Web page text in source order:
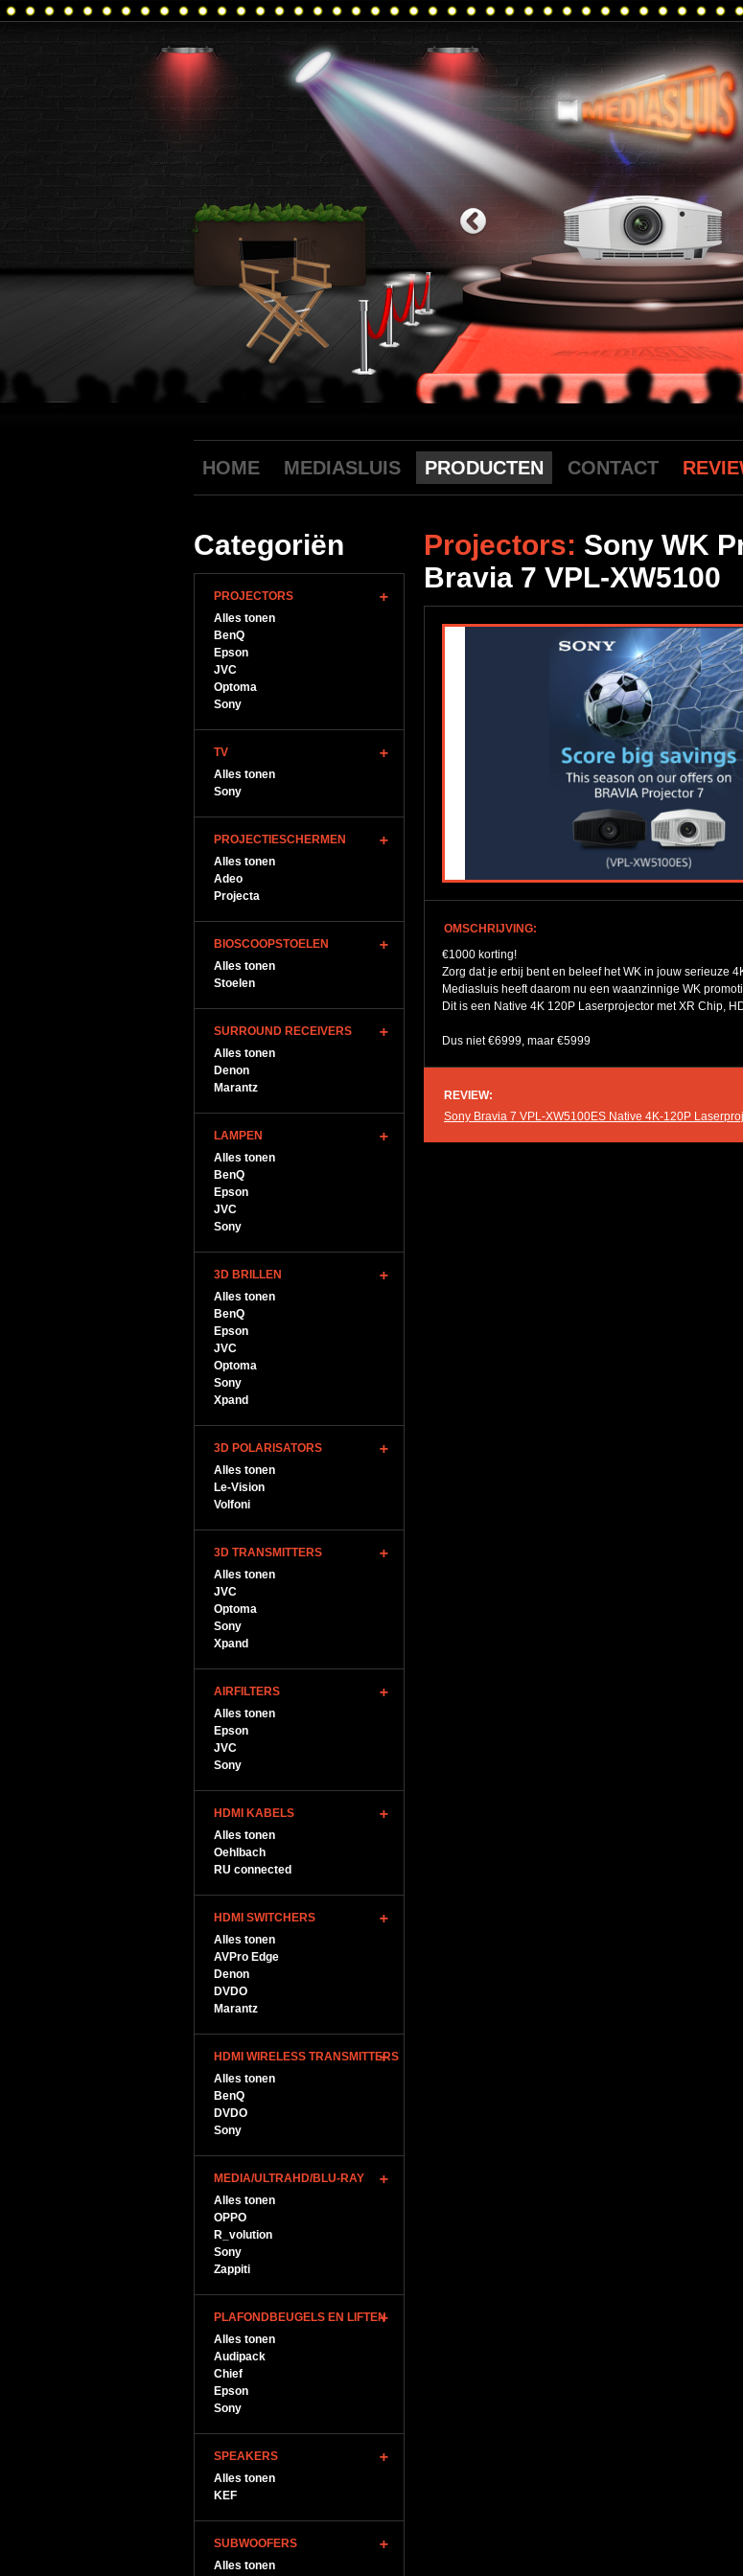
HOME MEDIASLUIS PRODUCTEN CONTACT
Categoriën
PROJECTORS
Alles tonen
BenQ
Epson
JVC
Optoma
Sony
TV
Alles tonen
Sony
PROJECTIESCHERMEN
Alles tonen
Adeo
Projecta
BIOSCOOPSTOELEN
Alles tonen
Stoelen
SURROUND RECEIVERS
Alles tonen
Denon
Marantz
LAMPEN
Alles tonen
BenQ
Epson
JVC
Sony
3D BRILLEN
Alles tonen
BenQ
Epson
JVC
Optoma
Sony
Xpand
3D POLARISATORS
Alles tonen
Le-Vision
Volfoni
3D TRANSMITTERS
Alles tonen
JVC
Optoma
Sony
Xpand
AIRFILTERS
Alles tonen
Epson
JVC
Sony
HDMI KABELS
Alles tonen
Oehlbach
RU connected
HDMI SWITCHERS
Alles tonen
AVPro Edge
Denon
DVDO
Marantz
HDMI WIRELESS TRANSMITTERS
Alles tonen
BenQ
DVDO
Sony
MEDIA/ULTRAHD/BLU-RAY
Alles tonen
OPPO
R_volution
Sony
Zappiti
PLAFONDBEUGELS EN LIFTEN
Alles tonen
Audipack
Chief
Epson
Sony
SPEAKERS
Alles tonen
KEF
SUBWOOFERS
Alles tonen
Projectors: Sony WK
Bravia 7 VPL-XW5100
OMSCHRIJVING:
€1000 korting!
Zorg dat je erbij bent en beleef het WK in jouw serieuze
Mediasluis heeft daarom nu een waanzinnige WK
Dit is een Native 4K 120P Laserprojector met XR Chip,
Dus niet €6999, maar €5999
REVIEW:
Sony Bravia 7 VPL-XW5100ES Native 4K-120P